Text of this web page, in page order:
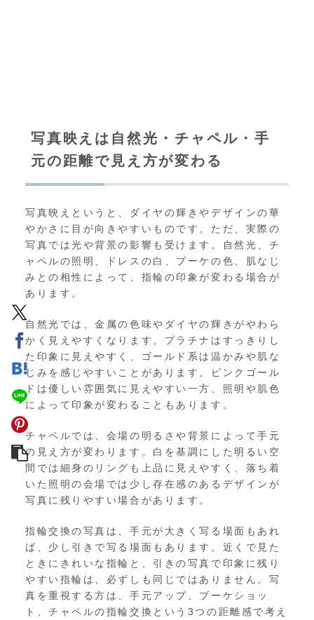
写真映えは自然光・チャペル・手
元の距離で見え方が変わる
写真映えというと、ダイヤの輝きやデザインの華
やかさに目が向きやすいものです。ただ、実際の
写真では光や背景の影響も受けます。自然光、チ
ャペルの照明、ドレスの白、ブーケの色、肌なじ
みとの相性によって、指輪の印象が変わる場合が
あります。
自然光では、金属の色味やダイヤの輝きがやわら
かく見えやすくなります。プラチナはすっきりし
た印象に見えやすく、ゴールド系は温かみや肌な
じみを感じやすいことがあります。ピンクゴール
ドは優しい雰囲気に見えやすい一方、照明や肌色
によって印象が変わることもあります。
チャペルでは、会場の明るさや背景によって手元
の見え方が変わります。白を基調にした明るい空
間では細身のリングも上品に見えやすく、落ち着
いた照明の会場では少し存在感のあるデザインが
写真に残りやすい場合があります。
指輪交換の写真は、手元が大きく写る場面もあれ
ば、少し引きで写る場面もあります。近くで見た
ときにきれいな指輪と、引きの写真で印象に残り
やすい指輪は、必ずしも同じではありません。写
真を重視する方は、手元アップ、ブーケショッ
ト、チャペルの指輪交換という3つの距離感で考え